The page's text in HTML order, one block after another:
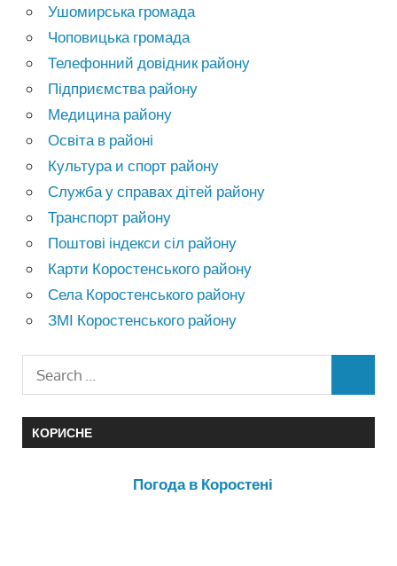
Ушомирська громада
Чоповицька громада
Телефонний довідник району
Підприємства району
Медицина району
Освіта в районі
Культура и спорт району
Служба у справах дітей району
Транспорт району
Поштові індекси сіл району
Карти Коростенського району
Села Коростенського району
ЗМІ Коростенського району
КОРИСНЕ
Погода в Коростені